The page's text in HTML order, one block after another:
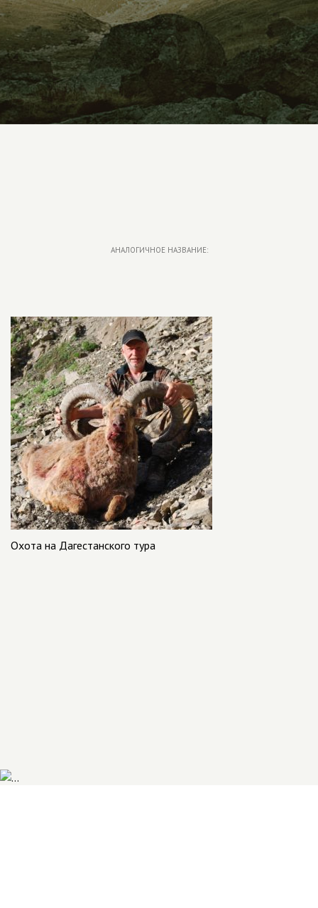
АНАЛОГИЧНОЕ НАЗВАНИЕ:
Охота на Дагестанского тура